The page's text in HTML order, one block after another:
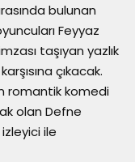
bulunan
Feyyaz
taşıyan yazlık
çıkacak.
romantik komedi
olan Defne
ile